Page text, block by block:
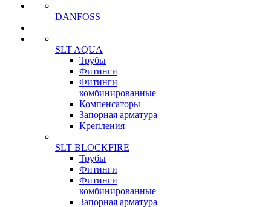
DANFOSS
SLT AQUA
Трубы
Фитинги
Фитинги
комбинированные
Компенсаторы
Запорная арматура
Крепления
SLT BLOCKFIRE
Трубы
Фитинги
Фитинги
комбинированные
Запорная арматура